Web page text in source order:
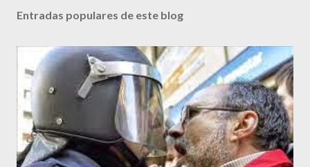
Entradas populares de este blog